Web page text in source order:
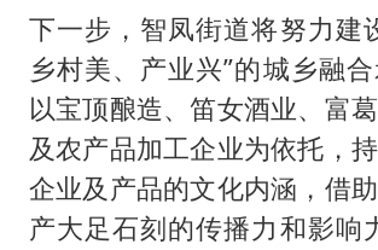
下一步，智凤街道将努力建
乡村美、产业兴”的城乡融合
以宝顶酿造、笛女酒业、富
及农产品加工企业为依托，
企业及产品的文化内涵，借
产大足石刻的传播力和影响